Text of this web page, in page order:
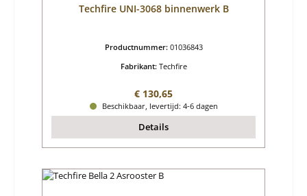
Techfire UNI-3068 binnenwerk B
Productnummer: 01036843
Fabrikant: Techfire
Normale prijs:
€ 130,65
Beschikbaar, levertijd: 4-6 dagen
Details